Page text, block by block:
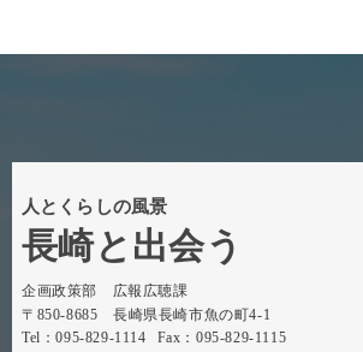
人とくらしの風景
長崎と出会う
企画政策部 広報広聴課
〒850-8685 長崎県長崎市魚の町4-1
Tel：095-829-1114
Fax：095-829-1115